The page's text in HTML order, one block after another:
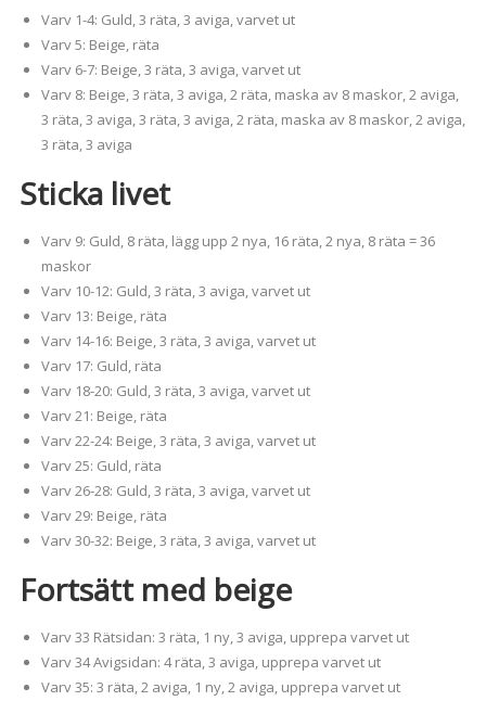
Varv 1-4: Guld, 3 räta, 3 aviga, varvet ut
Varv 5: Beige, räta
Varv 6-7: Beige, 3 räta, 3 aviga, varvet ut
Varv 8: Beige, 3 räta, 3 aviga, 2 räta, maska av 8 maskor, 2 aviga,
3 räta, 3 aviga, 3 räta, 3 aviga, 2 räta, maska av 8 maskor, 2 aviga,
3 räta, 3 aviga
Sticka livet
Varv 9: Guld, 8 räta, lägg upp 2 nya, 16 räta, 2 nya, 8 räta = 36
maskor
Varv 10-12: Guld, 3 räta, 3 aviga, varvet ut
Varv 13: Beige, räta
Varv 14-16: Beige, 3 räta, 3 aviga, varvet ut
Varv 17: Guld, räta
Varv 18-20: Guld, 3 räta, 3 aviga, varvet ut
Varv 21: Beige, räta
Varv 22-24: Beige, 3 räta, 3 aviga, varvet ut
Varv 25: Guld, räta
Varv 26-28: Guld, 3 räta, 3 aviga, varvet ut
Varv 29: Beige, räta
Varv 30-32: Beige, 3 räta, 3 aviga, varvet ut
Fortsätt med beige
Varv 33 Rätsidan: 3 räta, 1 ny, 3 aviga, upprepa varvet ut
Varv 34 Avigsidan: 4 räta, 3 aviga, upprepa varvet ut
Varv 35: 3 räta, 2 aviga, 1 ny, 2 aviga, upprepa varvet ut